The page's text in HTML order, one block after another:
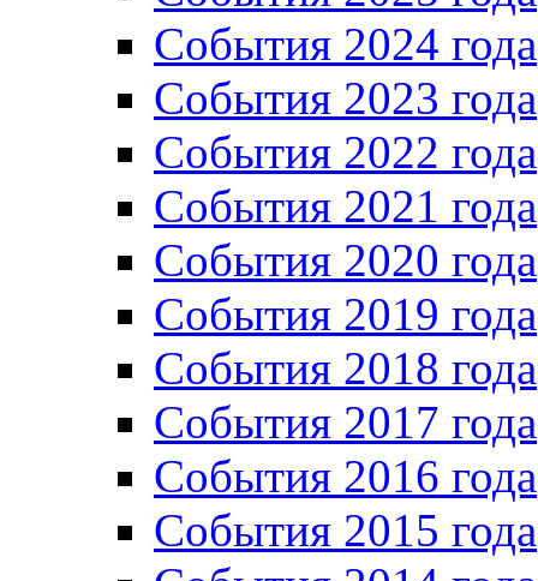
События 2024 года
События 2023 года
Cобытия 2022 года
Cобытия 2021 года
События 2020 года
События 2019 года
События 2018 года
События 2017 года
События 2016 года
События 2015 года